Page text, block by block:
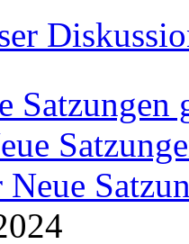
Satzungen
Neue